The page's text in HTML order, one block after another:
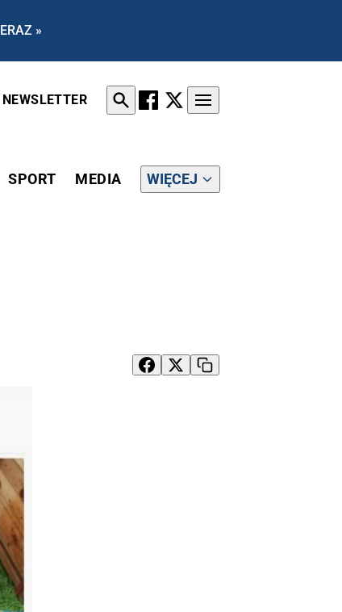
»
NEWSLETTER
SPORT MEDIA WIĘCEJ